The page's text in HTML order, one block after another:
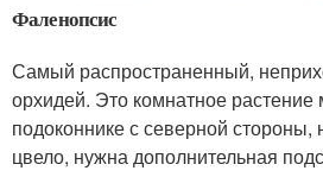
Фаленопсис
Самый распространенный,
орхидей. Это комнатное растение
подоконнике с северной
цвело, нужна дополнительная